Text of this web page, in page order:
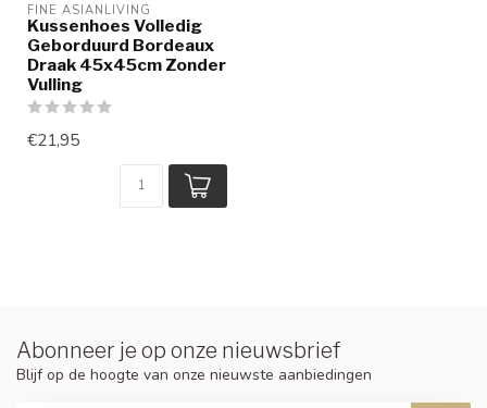
FINE ASIANLIVING
Kussenhoes Volledig
Geborduurd Bordeaux
Draak 45x45cm Zonder
Vulling
€21,95
Abonneer je op onze nieuwsbrief
Blijf op de hoogte van onze nieuwste aanbiedingen